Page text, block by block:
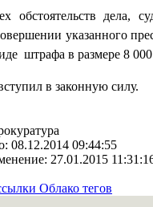
обстоятельств дела,
указанного
штрафа в размере 8
в законную силу.
08.12.2014 09:44:55
27.01.2015
Облако тегов